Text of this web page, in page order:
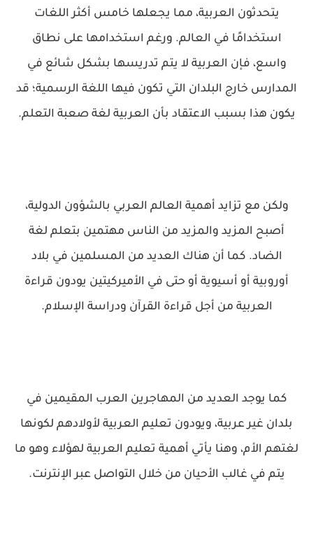
يتحدثون العربية، مما يجعلها خامس أكثر اللغات
استخدامًا في العالم. ورغم استخدامها على نطاق
واسع، فإن العربية لا يتم تدريسها بشكل شائع في
المدارس خارج البلدان التي تكون فيها اللغة الرسمية؛ قد
يكون هذا بسبب الاعتقاد بأن العربية لغة صعبة التعلم.
ولكن مع تزايد أهمية العالم العربي بالشؤون الدولية،
أصبح المزيد والمزيد من الناس مهتمين بتعلم لغة
الضاد. كما أن هناك العديد من المسلمين في بلاد
أوروبية أو أسيوية أو حتى في الأميركيتين يودون قراءة
العربية من أجل قراءة القرآن ودراسة الإسلام.
كما يوجد العديد من المهاجرين العرب المقيمين في
بلدان غير عربية، ويودون تعليم العربية لأولادهم لكونها
لغتهم الأم، وهنا يأتي أهمية تعليم العربية لهؤلاء وهو ما
يتم في غالب الأحيان من خلال التواصل عبر الإنترنت.